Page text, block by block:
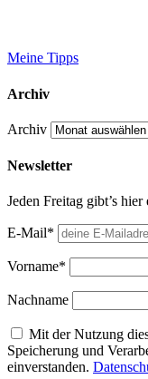
Meine Tipps
Archiv
Archiv
Newsletter
Jeden Freitag gibt’s
E-Mail*
Vorname*
Nachname
Mit der Nutzung
Speicherung und
einverstanden.